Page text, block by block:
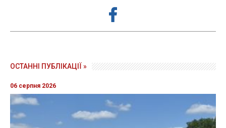
ОСТАННІ ПУБЛІКАЦІЇ »
06 серпня 2026